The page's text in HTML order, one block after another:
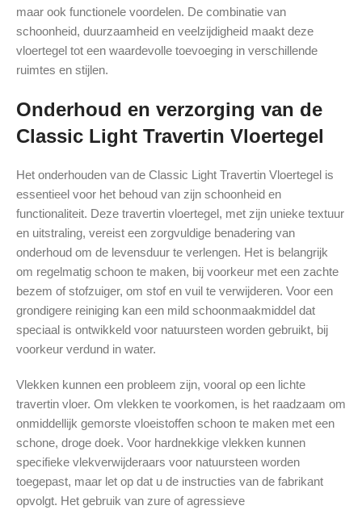
maar ook functionele voordelen. De combinatie van
schoonheid, duurzaamheid en veelzijdigheid maakt deze
vloertegel tot een waardevolle toevoeging in verschillende
ruimtes en stijlen.
Onderhoud en verzorging van de
Classic Light Travertin Vloertegel
Het onderhouden van de Classic Light Travertin Vloertegel is
essentieel voor het behoud van zijn schoonheid en
functionaliteit. Deze travertin vloertegel, met zijn unieke textuur
en uitstraling, vereist een zorgvuldige benadering van
onderhoud om de levensduur te verlengen. Het is belangrijk
om regelmatig schoon te maken, bij voorkeur met een zachte
bezem of stofzuiger, om stof en vuil te verwijderen. Voor een
grondigere reiniging kan een mild schoonmaakmiddel dat
speciaal is ontwikkeld voor natuursteen worden gebruikt, bij
voorkeur verdund in water.
Vlekken kunnen een probleem zijn, vooral op een lichte
travertin vloer. Om vlekken te voorkomen, is het raadzaam om
onmiddellijk gemorste vloeistoffen schoon te maken met een
schone, droge doek. Voor hardnekkige vlekken kunnen
specifieke vlekverwijderaars voor natuursteen worden
toegepast, maar let op dat u de instructies van de fabrikant
opvolgt. Het gebruik van zure of agressieve